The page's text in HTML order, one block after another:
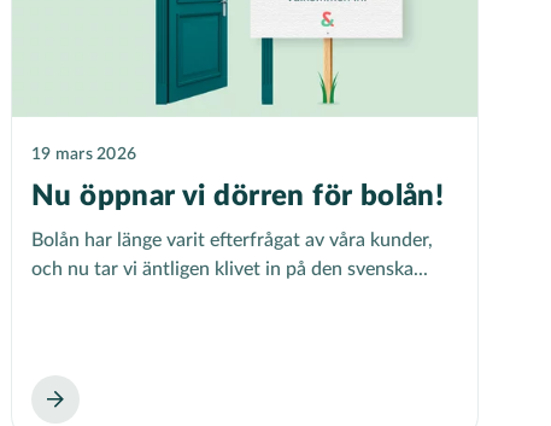
19 mars 2026
Nu öppnar vi dörren för bolån!
Bolån har länge varit efterfrågat av våra kunder,
och nu tar vi äntligen klivet in på den svenska...